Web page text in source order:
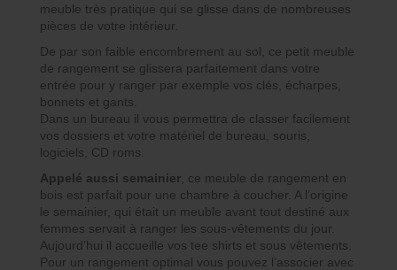
meuble très pratique qui se glisse dans de nombreuses
pièces de votre intérieur.
De par son faible encombrement au sol, ce petit meuble
de rangement se glissera parfaitement dans votre
entrée pour y ranger par exemple vos clés, écharpes,
bonnets et gants.
Dans un bureau il vous permettra de classer facilement
vos dossiers et votre matériel de bureau, souris,
logiciels, CD roms.
Appelé aussi semainier , ce meuble de rangement en
bois est parfait pour une chambre à coucher. A l’origine
le semainier, qui était un meuble avant tout destiné aux
femmes servait à ranger les sous-vêtements du jour.
Aujourd’hui il accueille vos tee shirts et sous vêtements.
Pour un rangement optimal vous pouvez l’associer avec